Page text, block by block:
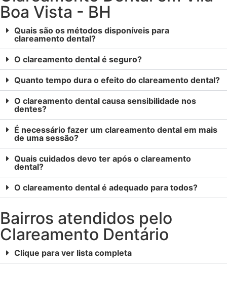
Boa Vista - BH
Quais são os métodos disponíveis para
clareamento dental?
O clareamento dental é seguro?
Quanto tempo dura o efeito do clareamento dental?
O clareamento dental causa sensibilidade nos
dentes?
É necessário fazer um clareamento dental em mais
de uma sessão?
Quais cuidados devo ter após o clareamento
dental?
O clareamento dental é adequado para todos?
Bairros atendidos pelo
Clareamento Dentário
Clique para ver lista completa